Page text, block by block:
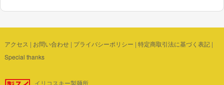
アクセス | お問い合わせ| プライバシーポリシー | 特定商取引法に基づく表記|
Special thanks
イリコスキー製麺所